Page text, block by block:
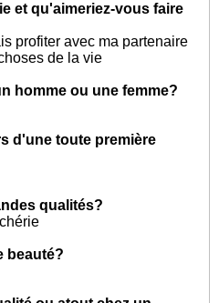
et qu'aimeriez-vous faire
profiter avec ma partenaire
de la vie
homme ou une femme?
d'une toute première
qualités?
beauté?